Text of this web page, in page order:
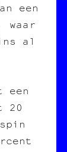
een
waar
al
een
20